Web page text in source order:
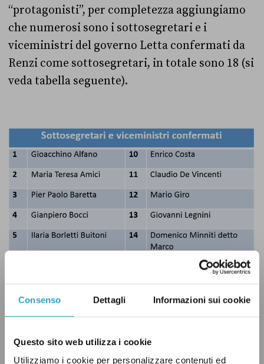
Consenso Dettagli Informazioni sui cookie
Questo sito web utilizza i cookie
Utilizziamo i cookie per personalizzare contenuti ed
“protagonisti”, per completezza aggiungiamo
che numerosi sono i sottosegretari e i
viceministri del governo Letta confermati da
Renzi come sottosegretari, in totale sono 18 (si
veda tabella seguente).